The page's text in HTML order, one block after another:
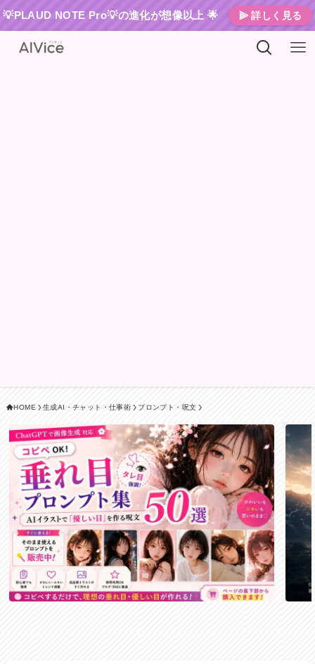
💡PLAUD NOTE Pro💡の進化が想像以上 🌟 ⫸ 詳しく見る
HOME 生成AI・チャット・仕事術 プロンプト・呪文